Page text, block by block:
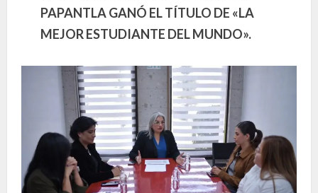
PAPANTLA GANÓ EL TÍTULO DE «LA
MEJOR ESTUDIANTE DEL MUNDO».